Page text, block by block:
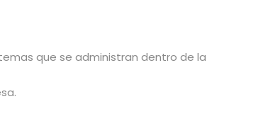
que se administran dentro de la